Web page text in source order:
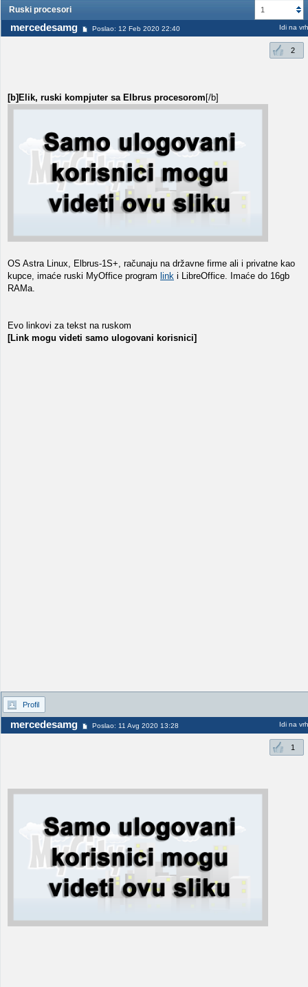
1
Ruski procesori
mercedesamg Poslao: 12 Feb 2020 22:40 Idi na vrh
2
[b]Elik, ruski kompjuter sa Elbrus procesorom [/b]
OS Astra Linux, Elbrus-1S+, računaju na državne firme ali i privatne kao
kupce, imaće ruski MyOffice program link i LibreOffice. Imaće do 16gb
RAMa.
Evo linkovi za tekst na ruskom
[Link mogu videti samo ulogovani korisnici]
Profil
mercedesamg Poslao: 11 Avg 2020 13:28 Idi na vrh
1